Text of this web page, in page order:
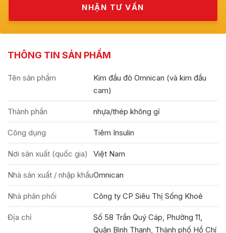
THÔNG TIN SẢN PHẨM
Tên sản phẩm
Kim đầu đỏ Omnican (và kim đầu
cam)
Thành phần nhựa/thép không gỉ
Công dụng Tiêm Insulin
Nơi sản xuất (quốc gia) Việt Nam
Nhà sản xuất / nhập khẩuOmnican
Nhà phân phối Công ty CP Siêu Thị Sống Khoẻ
Địa chỉ
Số 58 Trần Quý Cáp, Phường 11,
Quận Bình Thạnh, Thành phố Hồ Chí